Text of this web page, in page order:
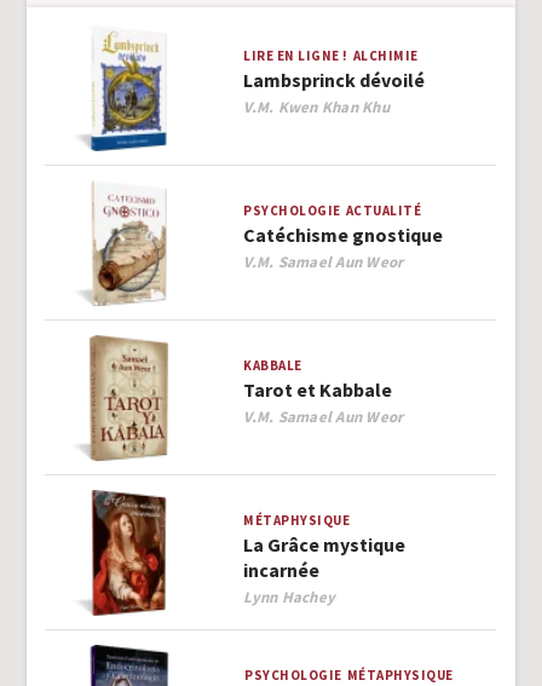
LIRE EN LIGNE ! ALCHIMIE
Lambsprinck dévoilé
Author
V.M. Kwen Khan Khu
PSYCHOLOGIE ACTUALITÉ
Catéchisme gnostique
Author
V.M. Samael Aun Weor
KABBALE
Tarot et Kabbale
Author
V.M. Samael Aun Weor
MÉTAPHYSIQUE
La Grâce mystique
incarnée
Author
Lynn Hachey
PSYCHOLOGIE MÉTAPHYSIQUE